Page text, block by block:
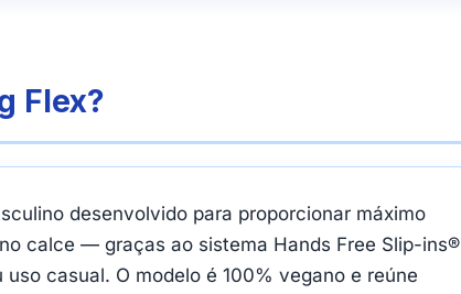
Flex?
desenvolvido para proporcionar máximo
calce — graças ao sistema Hands Free Slip-ins®
casual. O modelo é 100% vegano e reúne